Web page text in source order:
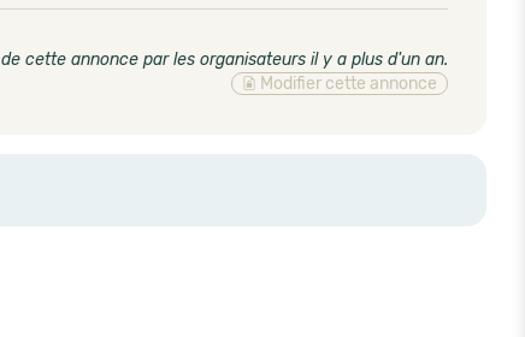
cette annonce par les organisateurs il y a plus d'un an.
Modifier cette annonce